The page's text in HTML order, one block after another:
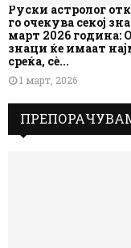
Руски астролог
го очекува секој
март 2026 година:
знаци ќе имаат
среќа, сè...
1 март, 2026